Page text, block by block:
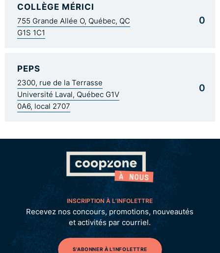
COLLÈGE MÉRICI
755 Grande Allée O, Québec, QC
G1S 1C1
0
PEPS
2300, rue de la Terrasse
Université Laval, Québec G1V
0A6, local 2707
0
INSCRIPTION À L’INFOLETTRE
Recevez nos concours, promotions, nouveautés
et activités par courriel.
S'ABONNER À L'INFOLETTRE